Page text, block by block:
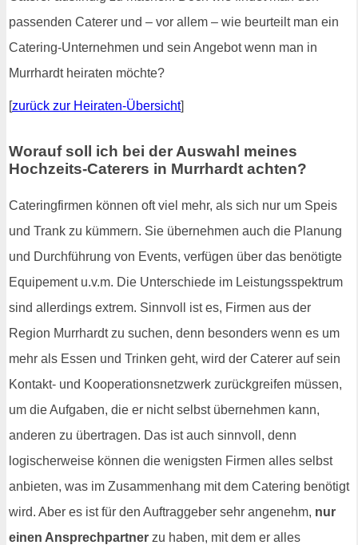
passenden Caterer und – vor allem – wie beurteilt man ein
Catering-Unternehmen und sein Angebot wenn man in
Murrhardt heiraten möchte?
[zurück zur Heiraten-Übersicht]
Worauf soll ich bei der Auswahl meines
Hochzeits-Caterers in Murrhardt achten?
Cateringfirmen können oft viel mehr, als sich nur um Speis
und Trank zu kümmern. Sie übernehmen auch die Planung
und Durchführung von Events, verfügen über das benötigte
Equipement u.v.m. Die Unterschiede im Leistungsspektrum
sind allerdings extrem. Sinnvoll ist es, Firmen aus der
Region Murrhardt zu suchen, denn besonders wenn es um
mehr als Essen und Trinken geht, wird der Caterer auf sein
Kontakt- und Kooperationsnetzwerk zurückgreifen müssen,
um die Aufgaben, die er nicht selbst übernehmen kann,
anderen zu übertragen. Das ist auch sinnvoll, denn
logischerweise können die wenigsten Firmen alles selbst
anbieten, was im Zusammenhang mit dem Catering benötigt
wird. Aber es ist für den Auftraggeber sehr angenehm, nur
einen Ansprechpartner zu haben, mit dem er alles